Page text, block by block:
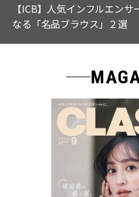
【ICB】人気インフルエン
なる「名品ブラウス」２選